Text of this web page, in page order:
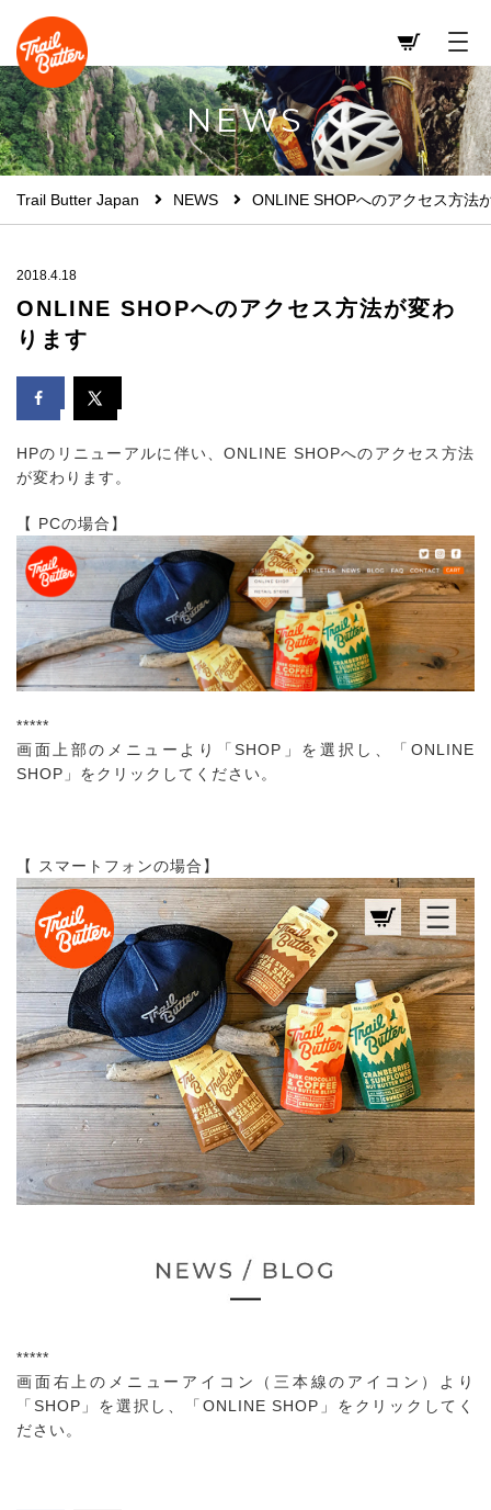
NEWS
Trail Butter Japan NEWS ONLINE SHOPへのアクセス方法
2018.4.18
ONLINE SHOPへのアクセス方法が変わ
ります
HPのリニューアルに伴い、ONLINE SHOPへのアクセス方法
が変わります。
【 PCの場合】
*****
画面上部のメニューより「SHOP」を選択し、「ONLINE
SHOP」をクリックしてください。
【 スマートフォンの場合】
*****
画面右上のメニューアイコン（三本線のアイコン）より
「SHOP」を選択し、「ONLINE SHOP」をクリックしてく
ださい。